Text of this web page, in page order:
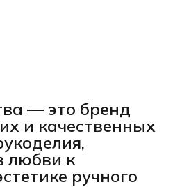
— это бренд
и качественных
любви к
ручного